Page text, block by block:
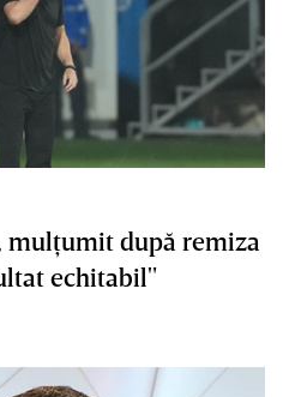
mulţumit după remiza
echitabil"